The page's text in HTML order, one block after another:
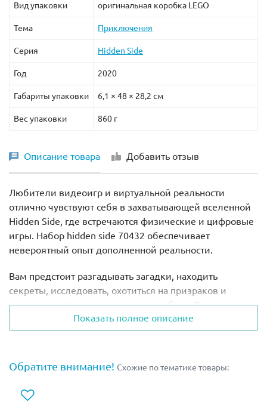
Вид упаковки оригинальная коробка LEGO
Тема Приключения
Серия Hidden Side
Год 2020
Габариты упаковки 6,1 × 48 × 28,2 см
Вес упаковки 860 г
Описание товара Добавить отзыв
Любители видеоигр и виртуальной реальности
отлично чувствуют себя в захватывающей вселенной
Hidden Side, где встречаются физические и цифровые
игры. Набор hidden side 70432 обеспечивает
невероятный опыт дополненной реальности.
Вам предстоит разгадывать загадки, находить
секреты, исследовать, охотиться на призраков и
сражаться с главными призраками босса Трагико
Клоуна в захватывающем цифровом мире. Сцена с
американскими горками, катанием на лыжах и 5
увлекательной ролевой игры!
Уникальная вселенная LEGO Hidden Side расположена
в вымышленном городе Ньюбери, в котором
Показать полное описание
Обратите внимание! Схожие по тематике товары: